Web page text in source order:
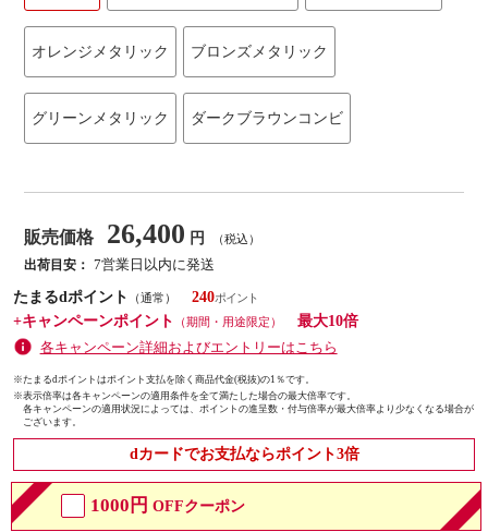
オレンジメタリック ブロンズメタリック
グリーンメタリック ダークブラウンコンビ
販売価格 26,400 円 （税込）
出荷目安： 7営業日以内に発送
たまるdポイント
（通常）
240
+キャンペーンポイント
（期間・用途限定）
最大10倍
各キャンペーン詳細およびエントリーはこちら
※たまるdポイントはポイント支払を除く商品代金(税抜)の1％です。
※表示倍率は各キャンペーンの適用条件を全て満たした場合の最大倍率です。
各キャンペーンの適用状況によっては、ポイントの進呈数・付与倍率が最大倍率より少なくなる場合が
ございます。
dカードでお支払ならポイント3倍
1000円 OFFクーポン